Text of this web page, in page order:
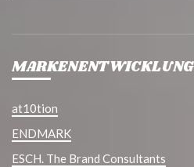
MARKENENTWICKLUNG
at10tion
ENDMARK
ESCH. The Brand Consultants